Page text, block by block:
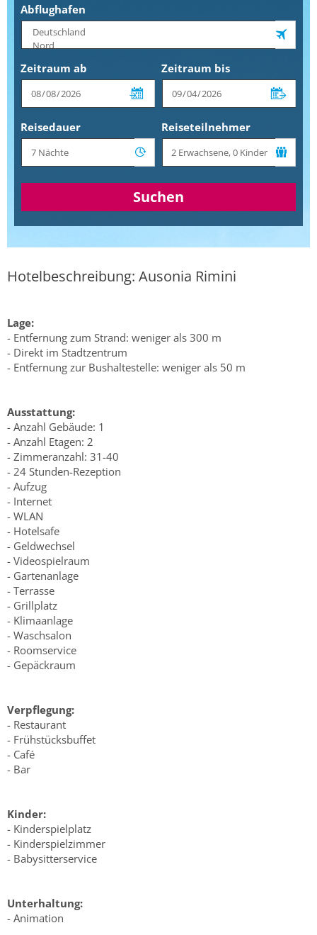
Abflughafen
Zeitraum ab Zeitraum bis
Reisedauer Reiseteilnehmer
Suchen
Hotelbeschreibung: Ausonia Rimini
Lage:
- Entfernung zum Strand: weniger als 300 m
- Direkt im Stadtzentrum
- Entfernung zur Bushaltestelle: weniger als 50 m
Ausstattung:
- Anzahl Gebäude: 1
- Anzahl Etagen: 2
- Zimmeranzahl: 31-40
- 24 Stunden-Rezeption
- Aufzug
- Internet
- WLAN
- Hotelsafe
- Geldwechsel
- Videospielraum
- Gartenanlage
- Terrasse
- Grillplatz
- Klimaanlage
- Waschsalon
- Roomservice
- Gepäckraum
Verpflegung:
- Restaurant
- Frühstücksbuffet
- Café
- Bar
Kinder:
- Kinderspielplatz
- Kinderspielzimmer
- Babysitterservice
Unterhaltung:
- Animation